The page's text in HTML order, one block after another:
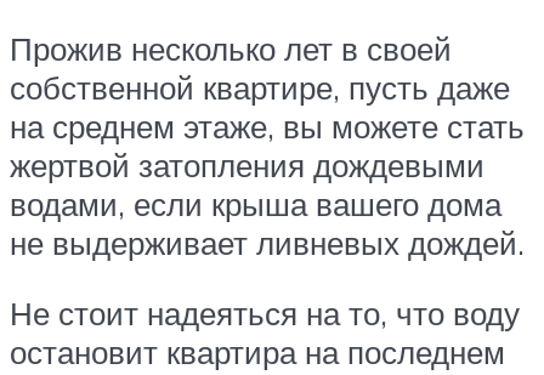
Прожив несколько лет в своей
собственной квартире, пусть даже
на среднем этаже, вы можете стать
жертвой затопления дождевыми
водами, если крыша вашего дома
не выдерживает ливневых дождей.
Не стоит надеяться на то, что воду
остановит квартира на последнем